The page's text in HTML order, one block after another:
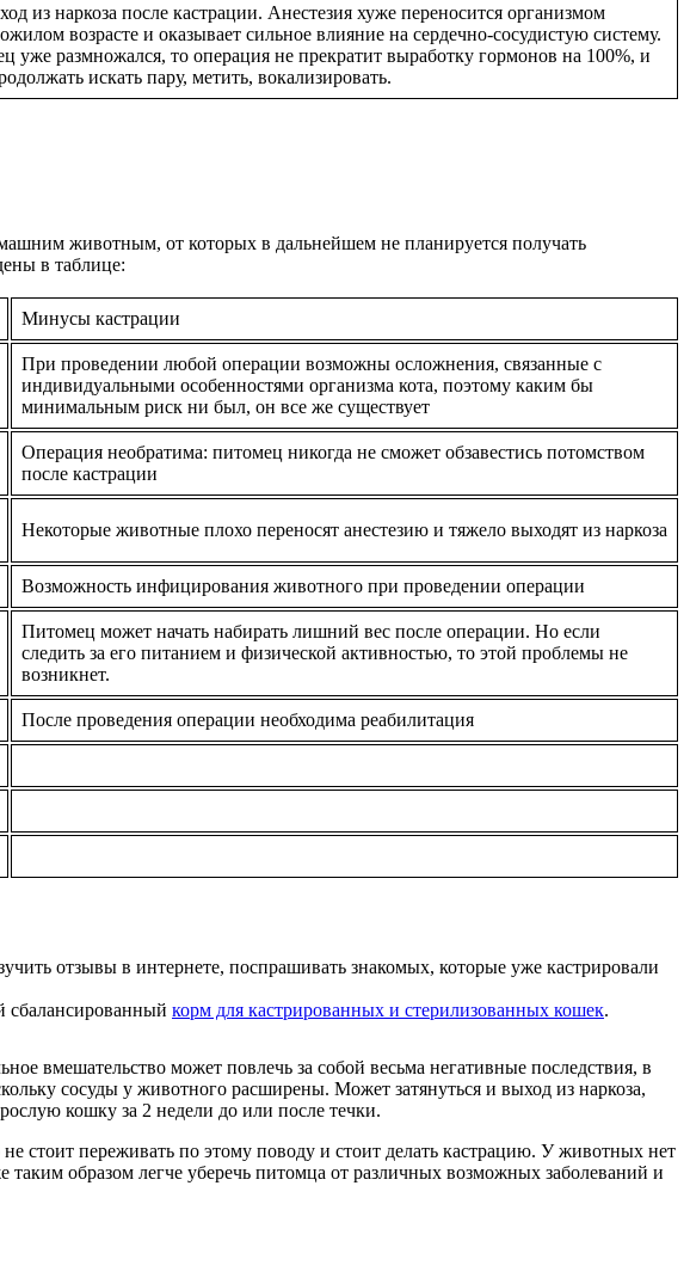
из наркоза после кастрации. Анестезия хуже переносится организмом
возрасте и оказывает сильное влияние на сердечно-сосудистую систему.
уже размножался, то операция не прекратит выработку гормонов на 100%, и
искать пару, метить, вокализировать.
животным, от которых в дальнейшем не планируется получать
в таблице:
Минусы кастрации
При проведении любой операции возможны осложнения, связанные с
индивидуальными особенностями организма кота, поэтому каким бы
минимальным риск ни был, он все же существует
Операция необратима: питомец никогда не сможет обзавестись потомством
после кастрации
Некоторые животные плохо переносят анестезию и тяжело выходят из наркоза
Возможность инфицирования животного при проведении операции
Питомец может начать набирать лишний вес после операции. Но если
следить за его питанием и физической активностью, то этой проблемы не
возникнет.
После проведения операции необходима реабилитация
отзывы в интернете, поспрашивать знакомых, которые уже кастрировали
сбалансированный корм для кастрированных и стерилизованных кошек.
вмешательство может повлечь за собой весьма негативные последствия, в
сосуды у животного расширены. Может затянуться и выход из наркоза,
кошку за 2 недели до или после течки.
стоит переживать по этому поводу и стоит делать кастрацию. У животных нет
образом легче уберечь питомца от различных возможных заболеваний и